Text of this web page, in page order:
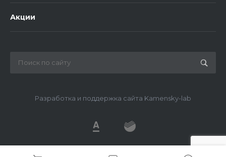
Акции
© 2026 METDS, Все права защищены
Разработка и поддержка сайта Kamensky-lab